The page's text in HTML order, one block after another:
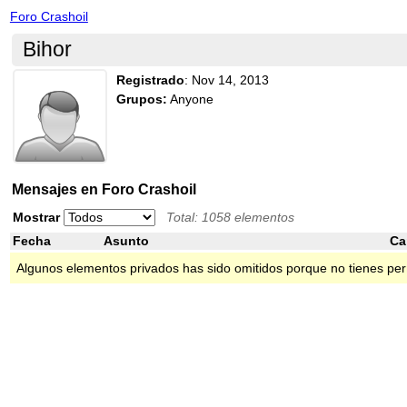
Foro Crashoil
Bihor
Registrado: Nov 14, 2013
Grupos: Anyone
Mensajes en Foro Crashoil
Mostrar
Total: 1058 elementos
Fecha
Asunto
Algunos elementos privados has sido omitidos porque no tienes